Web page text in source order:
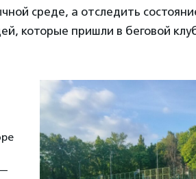
среде, а отследить
которые пришли в беговой